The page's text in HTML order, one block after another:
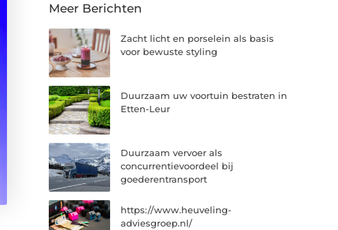
Meer Berichten
Zacht licht en porselein als basis
voor bewuste styling
Duurzaam uw voortuin bestraten in
Etten-Leur
Duurzaam vervoer als
concurrentievoordeel bij
goederentransport
https://www.heuveling-
adviesgroep.nl/